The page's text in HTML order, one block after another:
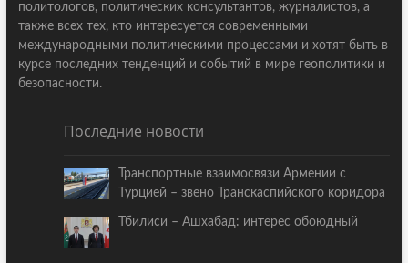
политологов, политических консультантов, журналистов, а
также всех тех, кто интересуется современными
международными политическими процессами и хотят быть в
курсе последних тенденций и событий в мире геополитики и
безопасности.
Последние новости
Транспортные взаимосвязи Армении с
Турцией – звено Транскаспийского коридора
Тбилиси – Ашхабад: интерес обоюдный